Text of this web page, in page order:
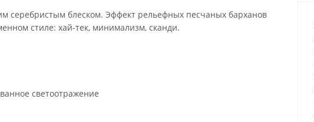
серебристым блеском. Эффект рельефных песчаных барханов
стиле: хай-тек, минимализм, сканди.
светоотражение